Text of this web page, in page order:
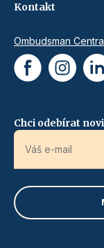
Kontakt
Ombudsman
Chci odebírat